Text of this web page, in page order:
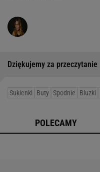
Dziękujemy za przeczytanie
Sukienki Buty Spodnie Bluzki
POLECAMY